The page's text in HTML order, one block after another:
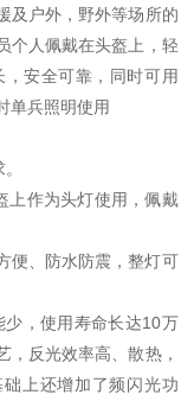
及户外，野外等场所的
个人佩戴在头盔上，轻
安全可靠，同时可用
单兵照明使用
作为头灯使用，佩戴
便、防水防震，整灯可
，使用寿命长达10万
，反光效率高、散热，
上还增加了频闪光功